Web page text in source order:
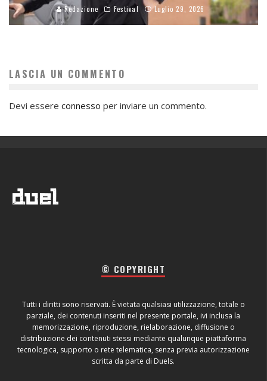
Redazione Festival Luglio 29, 2026
LASCIA UN COMMENTO
Devi essere connesso per inviare un commento.
© COPYRIGHT
Tutti i diritti sono riservati. È vietata qualsiasi utilizzazione, totale o
parziale, dei contenuti inseriti nel presente portale, ivi inclusa la
memorizzazione, riproduzione, rielaborazione, diffusione o
distribuzione dei contenuti stessi mediante qualunque piattaforma
tecnologica, supporto o rete telematica, senza previa autorizzazione
scritta da parte di Duels.